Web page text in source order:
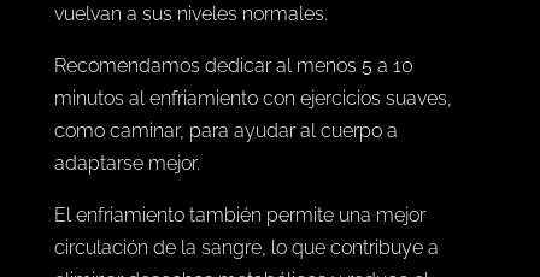
vuelvan a sus niveles normales.
Recomendamos dedicar al menos 5 a 10
minutos al enfriamiento con ejercicios suaves,
como caminar, para ayudar al cuerpo a
adaptarse mejor.
El enfriamiento también permite una mejor
circulación de la sangre, lo que contribuye a